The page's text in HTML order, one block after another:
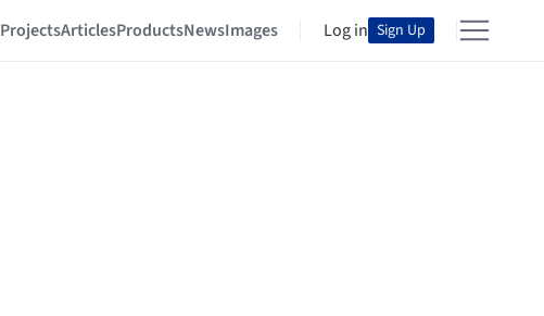
ProjectsArticlesProductsNewsImages Log in Sign Up